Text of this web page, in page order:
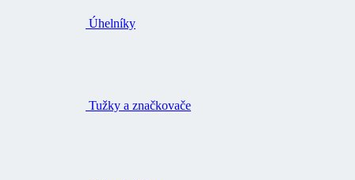
Úhelníky
Tužky a značkovače